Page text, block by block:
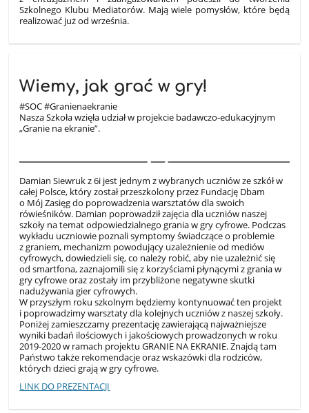
Szkolnego Klubu Mediatorów. Mają wiele pomysłów, które będą
realizować już od września.
Wiemy, jak grać w gry!
#SOC#Granienaekranie
Nasza Szkoła wzięła udział w projekcie badawczo-edukacyjnym
„Granie na ekranie”.
4
Damian Siewruk z 6i jest jednym z wybranych uczniów ze szkół w
całej Polsce, który został przeszkolony przez Fundację Dbam
o Mój Zasięg do poprowadzenia warsztatów dla swoich
rówieśników. Damian poprowadził zajęcia dla uczniów naszej
szkoły na temat odpowiedzialnego grania w gry cyfrowe. Podczas
wykładu uczniowie poznali symptomy świadczące o problemie
z graniem, mechanizm powodujący uzależnienie od mediów
cyfrowych, dowiedzieli się, co należy robić, aby nie uzależnić się
od smartfona, zaznajomili się z korzyściami płynącymi z grania w
gry cyfrowe oraz zostały im przybliżone negatywne skutki
nadużywania gier cyfrowych.
W przyszłym roku szkolnym będziemy kontynuować ten projekt
i poprowadzimy warsztaty dla kolejnych uczniów z naszej szkoły.
Poniżej zamieszczamy prezentację zawierającą najważniejsze
wyniki badań ilościowych i jakościowych prowadzonych w roku
2019-2020 w ramach projektu GRANIE NA EKRANIE. Znajdą tam
Państwo także rekomendacje oraz wskazówki dla rodziców,
których dzieci grają w gry cyfrowe.
LINK DO PREZENTACJI